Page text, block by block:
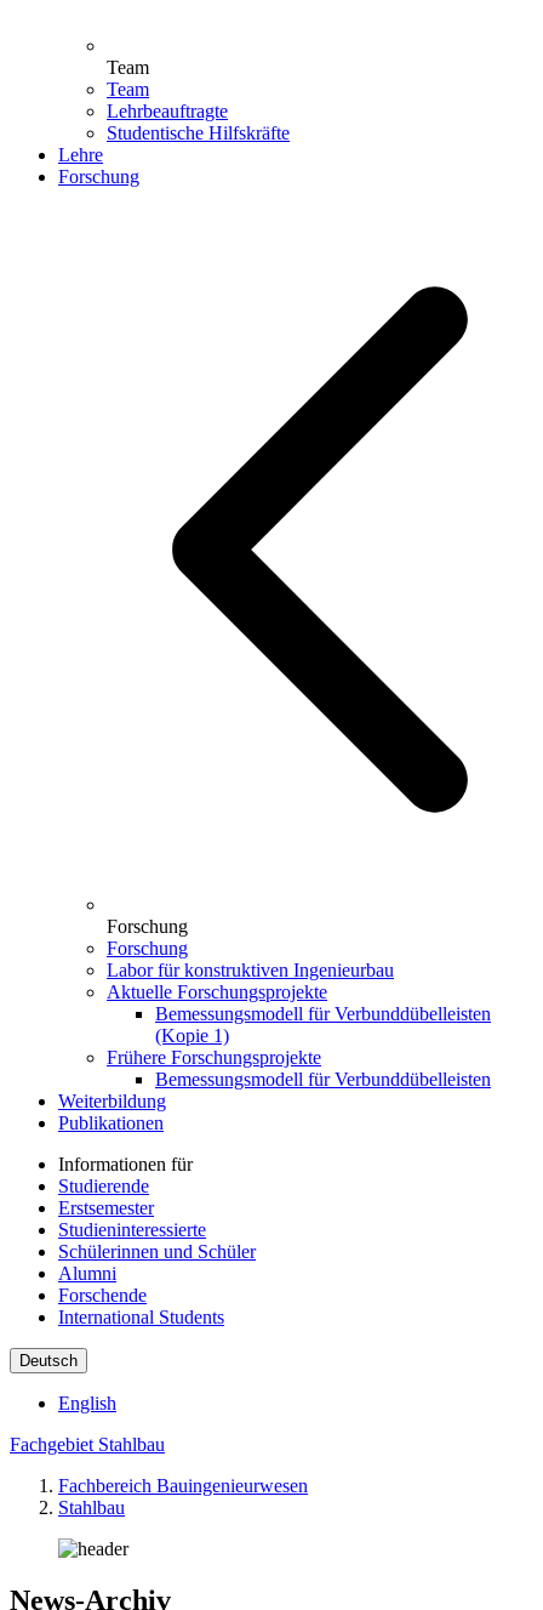
Team
Team
Lehrbeauftragte
Studentische Hilfskräfte
Lehre
Forschung
Forschung
Forschung
Labor für konstruktiven Ingenieurbau
Aktuelle Forschungsprojekte
Bemessungsmodell für Verbunddübelleisten
(Kopie 1)
Frühere Forschungsprojekte
Bemessungsmodell für Verbunddübelleisten
Weiterbildung
Publikationen
Informationen für
Studierende
Erstsemester
Studieninteressierte
Schülerinnen und Schüler
Alumni
Forschende
International Students
Deutsch
English
Fachgebiet Stahlbau
Fachbereich Bauingenieurwesen
Stahlbau
News-Archiv